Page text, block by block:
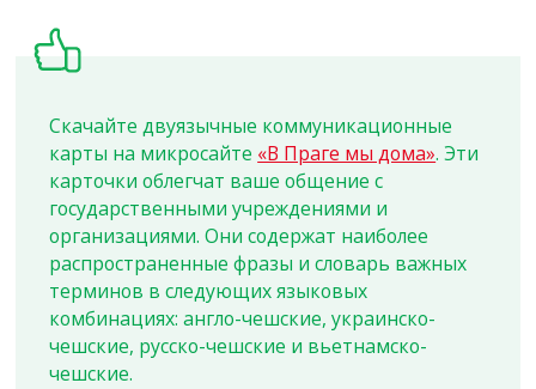
Скачайте двуязычные коммуникационные
карты на микросайте «В Праге мы дома». Эти
карточки облегчат ваше общение с
государственными учреждениями и
организациями. Они содержат наиболее
распространенные фразы и словарь важных
терминов в следующих языковых
комбинациях: англо-чешские, украинско-
чешские, русско-чешские и вьетнамско-
чешские.